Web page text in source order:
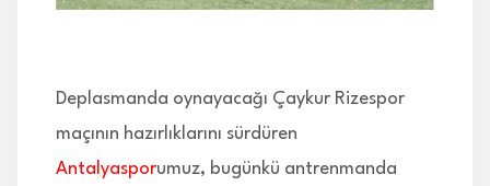
Deplasmanda oynayacağı Çaykur Rizespor
maçının hazırlıklarını sürdüren
Antalyasporumuz, bugünkü antrenmanda